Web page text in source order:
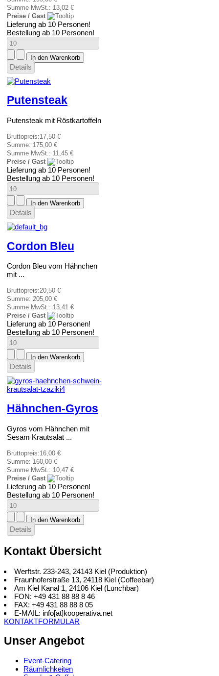
Summe MwSt.: 13,02 €
Preise / Gast
Lieferung ab 10 Personen!
Bestellung ab 10 Personen!
Details
Putensteak
Putensteak mit Röstkartoffeln
Bruttopreis:17,50 €
Summe: 175,00 €
Summe MwSt.: 11,45 €
Preise / Gast
Lieferung ab 10 Personen!
Bestellung ab 10 Personen!
Details
Cordon Bleu
Cordon Bleu vom Hähnchen
mit ...
Bruttopreis:20,50 €
Summe: 205,00 €
Summe MwSt.: 13,41 €
Preise / Gast
Lieferung ab 10 Personen!
Bestellung ab 10 Personen!
Details
Hähnchen-Gyros
Gyros vom Hähnchen mit
Sesam Krautsalat ...
Bruttopreis:16,00 €
Summe: 160,00 €
Summe MwSt.: 10,47 €
Preise / Gast
Lieferung ab 10 Personen!
Bestellung ab 10 Personen!
Details
Kontakt Übersicht
Werftstr. 233-243, 24143 Kiel (Produktion)
Fraunhoferstraße 13, 24118 Kiel (Coffeebar)
Am Kiel Kanal 1, 24106 Kiel (Lunchbar)
FON: +49 431 88 88 8 46
FAX: +49 431 88 88 8 05
E-MAIL: info[at]kooperativa.net
KONTAKTFORMULAR
Unser Angebot
Event-Catering
Räumlichkeiten